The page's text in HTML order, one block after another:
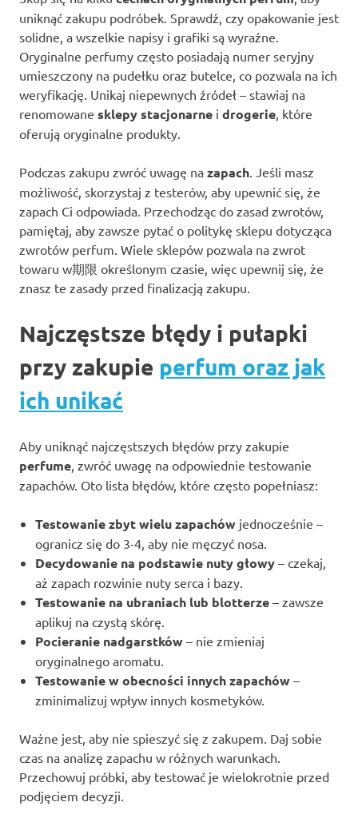
uniknąć zakupu podróbek. Sprawdź, czy opakowanie jest
solidne, a wszelkie napisy i grafiki są wyraźne.
Oryginalne perfumy często posiadają numer seryjny
umieszczony na pudełku oraz butelce, co pozwala na ich
weryfikację. Unikaj niepewnych źródeł – stawiaj na
renomowane sklepy stacjonarne i drogerie, które
oferują oryginalne produkty.
Podczas zakupu zwróć uwagę na zapach. Jeśli masz
możliwość, skorzystaj z testerów, aby upewnić się, że
zapach Ci odpowiada. Przechodząc do zasad zwrotów,
pamiętaj, aby zawsze pytać o politykę sklepu dotycząca
zwrotów perfum. Wiele sklepów pozwala na zwrot
towaru w期限 określonym czasie, więc upewnij się, że
znasz te zasady przed finalizacją zakupu.
Najczęstsze błędy i pułapki
przy zakupie perfum oraz jak
ich unikać
Aby uniknąć najczęstszych błędów przy zakupie
perfume, zwróć uwagę na odpowiednie testowanie
zapachów. Oto lista błędów, które często popełniasz:
Testowanie zbyt wielu zapachów jednocześnie –
ogranicz się do 3-4, aby nie męczyć nosa.
Decydowanie na podstawie nuty głowy – czekaj,
aż zapach rozwinie nuty serca i bazy.
Testowanie na ubraniach lub blotterze – zawsze
aplikuj na czystą skórę.
Pocieranie nadgarstków – nie zmieniaj
oryginalnego aromatu.
Testowanie w obecności innych zapachów –
zminimalizuj wpływ innych kosmetyków.
Ważne jest, aby nie spieszyć się z zakupem. Daj sobie
czas na analizę zapachu w różnych warunkach.
Przechowuj próbki, aby testować je wielokrotnie przed
podjęciem decyzji.